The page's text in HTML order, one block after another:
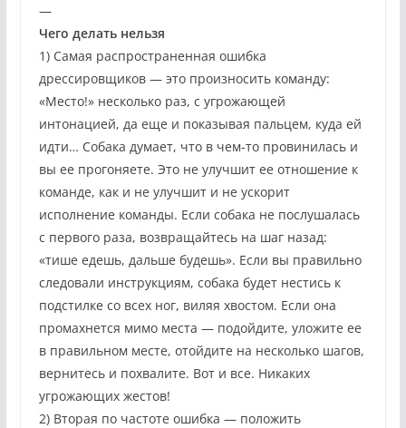
—
Чего делать нельзя
1) Самая распространенная ошибка
дрессировщиков — это произносить команду:
«Место!» несколько раз, с угрожающей
интонацией, да еще и показывая пальцем, куда ей
идти… Собака думает, что в чем-то провинилась и
вы ее прогоняете. Это не улучшит ее отношение к
команде, как и не улучшит и не ускорит
исполнение команды. Если собака не послушалась
с первого раза, возвращайтесь на шаг назад:
«тише едешь, дальше будешь». Если вы правильно
следовали инструкциям, собака будет нестись к
подстилке со всех ног, виляя хвостом. Если она
промахнется мимо места — подойдите, уложите ее
в правильном месте, отойдите на несколько шагов,
вернитесь и похвалите. Вот и все. Никаких
угрожающих жестов!
2) Вторая по частоте ошибка — положить